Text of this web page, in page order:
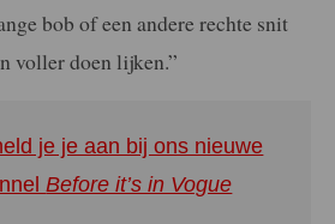
bob of een andere rechte snit
voller doen lijken.”
je je aan bij ons nieuwe
Before it’s in Vogue